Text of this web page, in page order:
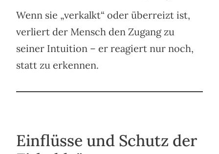
Wenn sie „verkalkt“ oder überreizt ist,
verliert der Mensch den Zugang zu
seiner Intuition – er reagiert nur noch,
statt zu erkennen.
Einflüsse und Schutz der